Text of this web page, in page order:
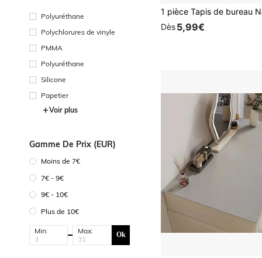
Polyuréthane
Polychlorures de vinyle
PMMA
Polyuréthane
Silicone
Papetier
Voir plus
Gamme De Prix (EUR)
Moins de 7€
7€ - 9€
9€ - 10€
Plus de 10€
Min: Max: Ok
Dès5,99€